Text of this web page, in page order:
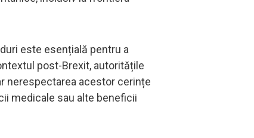
este esențială pentru a
post-Brexit, autoritățile
nerespectarea acestor cerințe
medicale sau alte beneficii